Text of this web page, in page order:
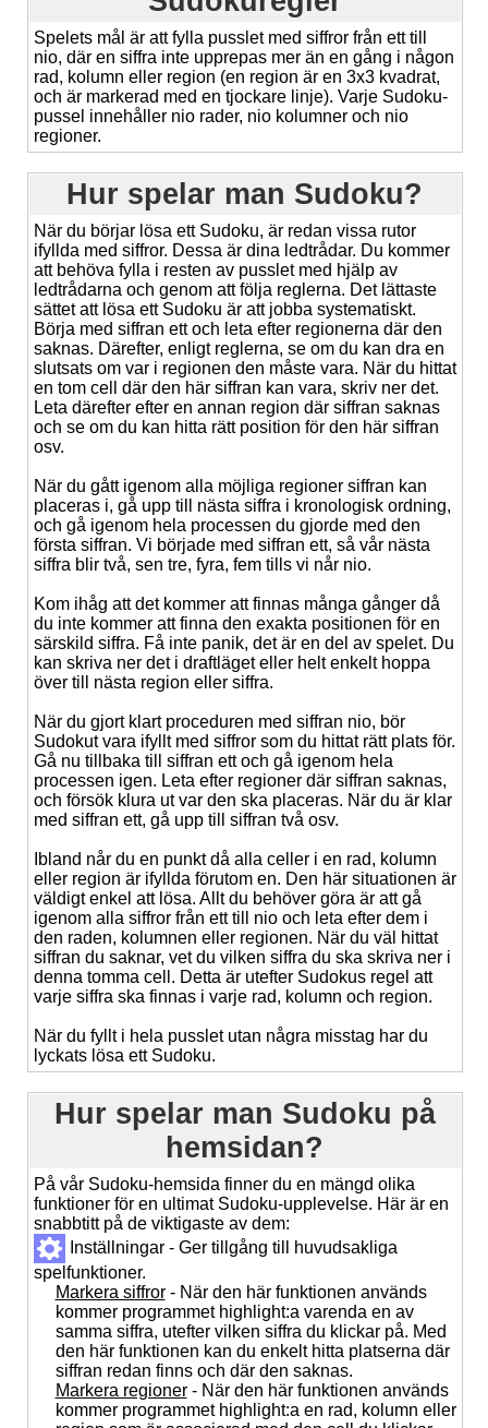
Spelets mål är att fylla pusslet med siffror från ett till
nio, där en siffra inte upprepas mer än en gång i någon
rad, kolumn eller region (en region är en 3x3 kvadrat,
och är markerad med en tjockare linje). Varje Sudoku-
pussel innehåller nio rader, nio kolumner och nio
regioner.
Hur spelar man Sudoku?
När du börjar lösa ett Sudoku, är redan vissa rutor
ifyllda med siffror. Dessa är dina ledtrådar. Du kommer
att behöva fylla i resten av pusslet med hjälp av
ledtrådarna och genom att följa reglerna. Det lättaste
sättet att lösa ett Sudoku är att jobba systematiskt.
Börja med siffran ett och leta efter regionerna där den
saknas. Därefter, enligt reglerna, se om du kan dra en
slutsats om var i regionen den måste vara. När du hittat
en tom cell där den här siffran kan vara, skriv ner det.
Leta därefter efter en annan region där siffran saknas
och se om du kan hitta rätt position för den här siffran
osv.
När du gått igenom alla möjliga regioner siffran kan
placeras i, gå upp till nästa siffra i kronologisk ordning,
och gå igenom hela processen du gjorde med den
första siffran. Vi började med siffran ett, så vår nästa
siffra blir två, sen tre, fyra, fem tills vi når nio.
Kom ihåg att det kommer att finnas många gånger då
du inte kommer att finna den exakta positionen för en
särskild siffra. Få inte panik, det är en del av spelet. Du
kan skriva ner det i draftläget eller helt enkelt hoppa
över till nästa region eller siffra.
När du gjort klart proceduren med siffran nio, bör
Sudokut vara ifyllt med siffror som du hittat rätt plats för.
Gå nu tillbaka till siffran ett och gå igenom hela
processen igen. Leta efter regioner där siffran saknas,
och försök klura ut var den ska placeras. När du är klar
med siffran ett, gå upp till siffran två osv.
Ibland når du en punkt då alla celler i en rad, kolumn
eller region är ifyllda förutom en. Den här situationen är
väldigt enkel att lösa. Allt du behöver göra är att gå
igenom alla siffror från ett till nio och leta efter dem i
den raden, kolumnen eller regionen. När du väl hittat
siffran du saknar, vet du vilken siffra du ska skriva ner i
denna tomma cell. Detta är utefter Sudokus regel att
varje siffra ska finnas i varje rad, kolumn och region.
När du fyllt i hela pusslet utan några misstag har du
lyckats lösa ett Sudoku.
Hur spelar man Sudoku på
hemsidan?
På vår Sudoku-hemsida finner du en mängd olika
funktioner för en ultimat Sudoku-upplevelse. Här är en
snabbtitt på de viktigaste av dem:
Inställningar - Ger tillgång till huvudsakliga
spelfunktioner.
Markera siffror- När den här funktionen används
kommer programmet highlight:a varenda en av
samma siffra, utefter vilken siffra du klickar på. Med
den här funktionen kan du enkelt hitta platserna där
siffran redan finns och där den saknas.
Markera regioner- När den här funktionen används
kommer programmet highlight:a en rad, kolumn eller